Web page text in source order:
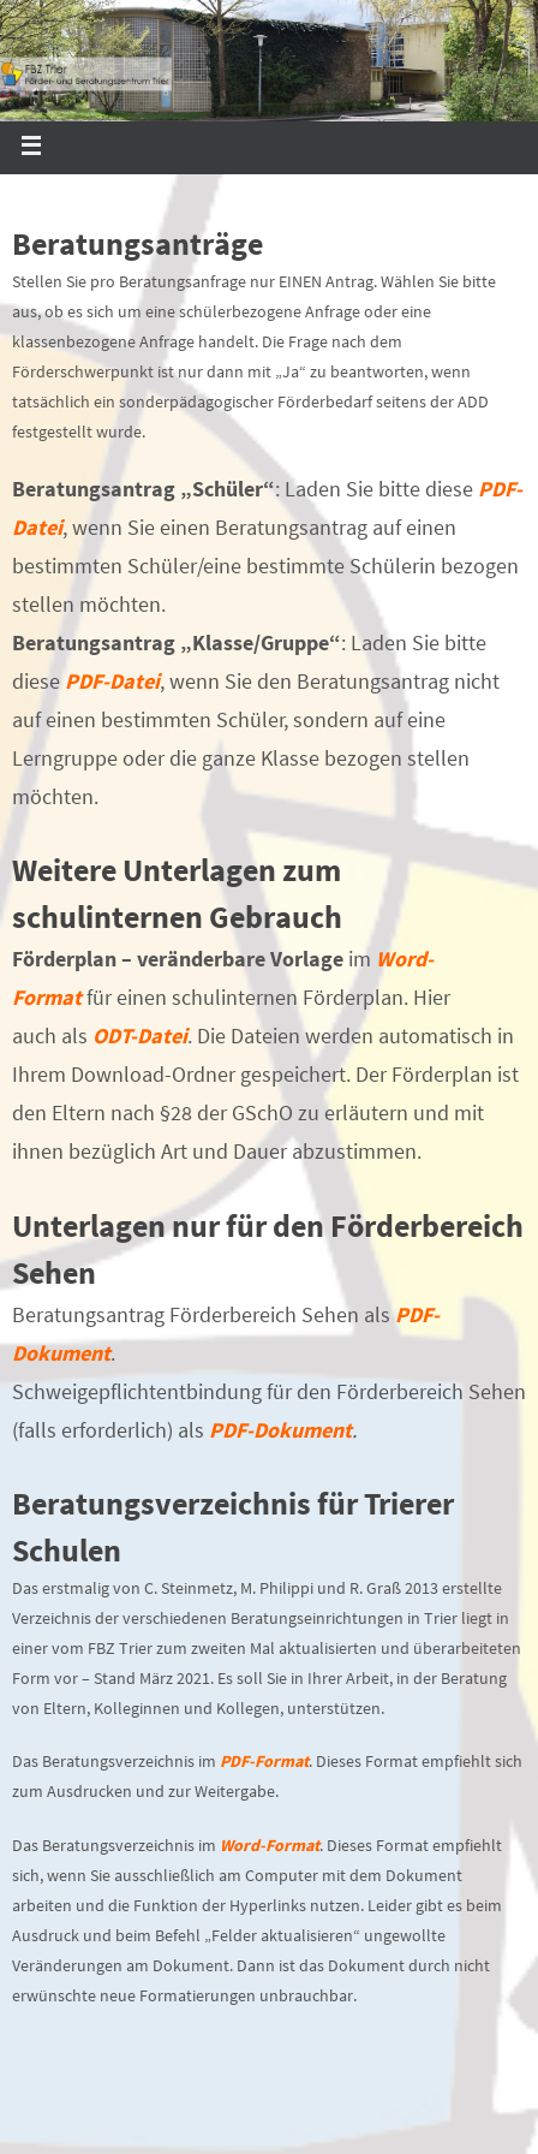
Beratungsanträge
Stellen Sie pro Beratungsanfrage nur EINEN Antrag. Wählen Sie bitte
aus, ob es sich um eine schülerbezogene Anfrage oder eine
klassenbezogene Anfrage handelt. Die Frage nach dem
Förderschwerpunkt ist nur dann mit „Ja“ zu beantworten, wenn
tatsächlich ein sonderpädagogischer Förderbedarf seitens der ADD
festgestellt wurde.
Beratungsantrag „Schüler“: Laden Sie bitte diese PDF-
Datei, wenn Sie einen Beratungsantrag auf einen
bestimmten Schüler/eine bestimmte Schülerin bezogen
stellen möchten.
Beratungsantrag „Klasse/Gruppe“: Laden Sie bitte
diese PDF-Datei, wenn Sie den Beratungsantrag nicht
auf einen bestimmten Schüler, sondern auf eine
Lerngruppe oder die ganze Klasse bezogen stellen
möchten.
Weitere Unterlagen zum
schulinternen Gebrauch
Förderplan – veränderbare Vorlage im Word-
Formatfür einen schulinternen Förderplan. Hier
auch als ODT-Datei. Die Dateien werden automatisch in
Ihrem Download-Ordner gespeichert. Der Förderplan ist
den Eltern nach §28 der GSchO zu erläutern und mit
ihnen bezüglich Art und Dauer abzustimmen.
Unterlagen nur für den Förderbereich
Sehen
Beratungsantrag Förderbereich Sehen alsPDF-
Dokument.
Schweigepflichtentbindung für den Förderbereich Sehen
(falls erforderlich) als PDF-Dokument.
Beratungsverzeichnis für Trierer
Schulen
Das erstmalig von C. Steinmetz, M. Philippi und R. Graß 2013 erstellte
Verzeichnis der verschiedenen Beratungseinrichtungen in Trier liegt in
einer vom FBZ Trier zum zweiten Mal aktualisierten und überarbeiteten
Form vor – Stand März 2021. Es soll Sie in Ihrer Arbeit, in der Beratung
von Eltern, Kolleginnen und Kollegen, unterstützen.
Das Beratungsverzeichnis im PDF-Format. Dieses Format empfiehlt sich
zum Ausdrucken und zur Weitergabe.
Das Beratungsverzeichnis im Word-Format. Dieses Format empfiehlt
sich, wenn Sie ausschließlich am Computer mit dem Dokument
arbeiten und die Funktion der Hyperlinks nutzen. Leider gibt es beim
Ausdruck und beim Befehl „Felder aktualisieren“ ungewollte
Veränderungen am Dokument. Dann ist das Dokument durch nicht
erwünschte neue Formatierungen unbrauchbar.